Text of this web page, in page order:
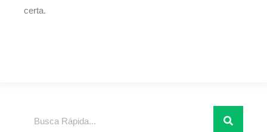
certa.